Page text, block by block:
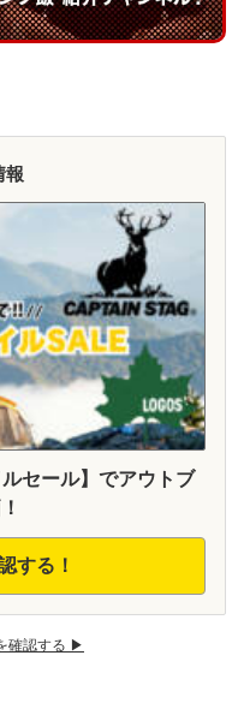
報
セール】でアウトブ
する！
確認する ▶︎